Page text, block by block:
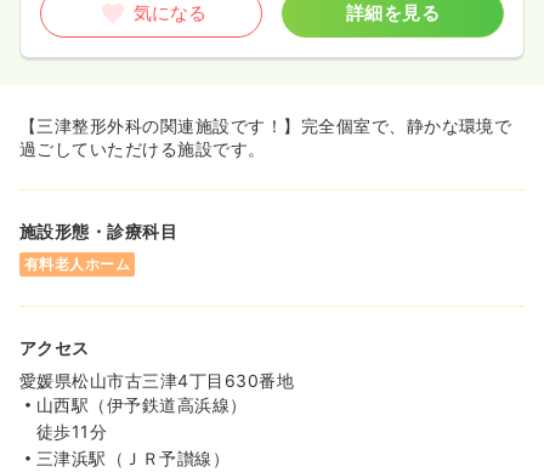
気になる 詳細を見る
【三津整形外科の関連施設です！】完全個室で、静かな環境で
過ごしていただける施設です。
施設形態・診療科目
有料老人ホーム
アクセス
愛媛県松山市古三津4丁目630番地
山西駅（伊予鉄道高浜線）
徒歩11分
三津浜駅（ＪＲ予讃線）